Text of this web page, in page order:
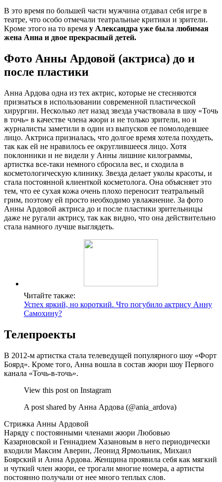
В это время по большей части мужчина отдавал себя игре в
театре, что особо отмечали театральные критики и зрители.
Кроме этого на то время у Александра уже была любимая
жена Анна и двое прекрасный детей.
Фото Анны Ардовой (актриса) до и
после пластики
Анна Ардова одна из тех актрис, которые не стесняются
признаться в использовании современной пластической
хирургии. Несколько лет назад звезда участвовала в шоу «Точь
в точь» в качестве члена жюри и не только зрители, но и
журналисты заметили в один из выпусков ее помолодевшее
лицо. Актриса призналась, что долгое время хотела похудеть,
так как ей не нравилось ее округлившееся лицо. Хотя
поклонники и не видели у Анны лишние килограммы,
артистка все-таки немного сбросила вес, и сходила в
косметологическую клинику. Звезда делает уколы красоты, и
стала постоянной клиенткой косметолога. Она объясняет это
тем, что ее сухая кожа очень плохо переносит театральный
грим, поэтому ей просто необходимо увлажнение. За фото
Анны Ардовой актриса до и после пластики зрительницы
даже не ругали актрису, так как видно, что она действительно
стала намного лучше выглядеть.
Читайте также:
Успех яркий, но короткий. Что погубило актрису Анну
Самохину?
Телепроекты
В 2012-м артистка стала телеведущей популярного шоу «Форт
Боярд». Кроме того, Анна вошла в состав жюри шоу Первого
канала «Точь-в-точь».
View this post on Instagram
A post shared by Анна Ардова (@ania_ardova)
Стрижка Анны Ардовой
Наряду с постоянными членами жюри Любовью
Казарновской и Геннадием Хазановым в него периодически
входили Максим Аверин, Леонид Ярмольник, Михаил
Боярский и Анна Ардова. Женщина проявила себя как мягкий
и чуткий член жюри, ее трогали многие номера, а артисты
постоянно получали от нее много теплых слов.